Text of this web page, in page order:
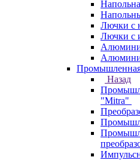
Лючки с
Лючки с
Промышленная
Назад
"Mitra"